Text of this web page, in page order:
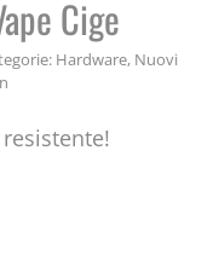
Cige
Hardware, Nuovi